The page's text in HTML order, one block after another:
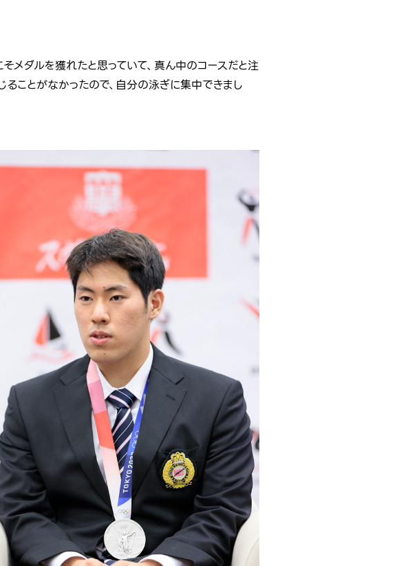
メダルを獲れたと思っていて、真ん中のコースだと注
ることがなかったので、自分の泳ぎに集中できまし